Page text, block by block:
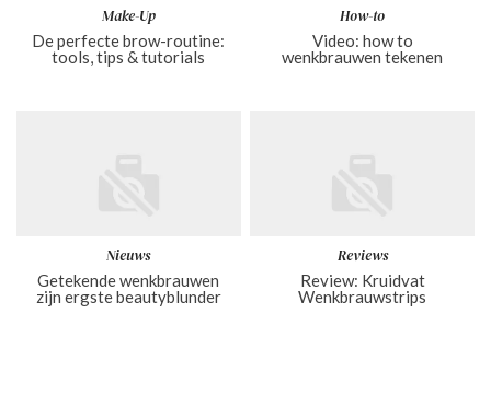
Make-Up
De perfecte brow-routine:
tools, tips & tutorials
How-to
Video: how to
wenkbrauwen tekenen
Nieuws
Getekende wenkbrauwen
zijn ergste beautyblunder
Reviews
Review: Kruidvat
Wenkbrauwstrips